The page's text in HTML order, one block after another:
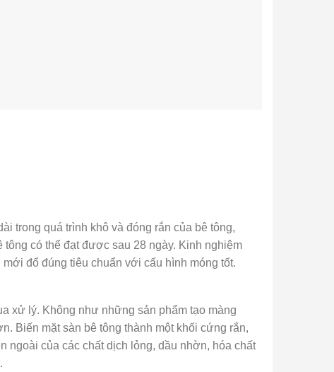
trong quá trình khô và đóng rắn của bê tông,
có thể đạt được sau 28 ngày. Kinh nghiệm
đổ đúng tiêu chuẩn với cấu hình móng tốt.
xử lý. Không như những sản phẩm tạo màng
Biến mặt sàn bê tông thành một khối cứng rắn,
ngoài của các chất dịch lỏng, dầu nhờn, hóa chất